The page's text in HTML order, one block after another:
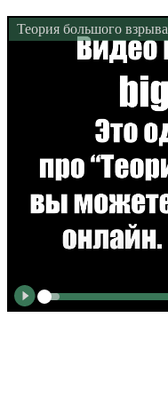
Теория большого